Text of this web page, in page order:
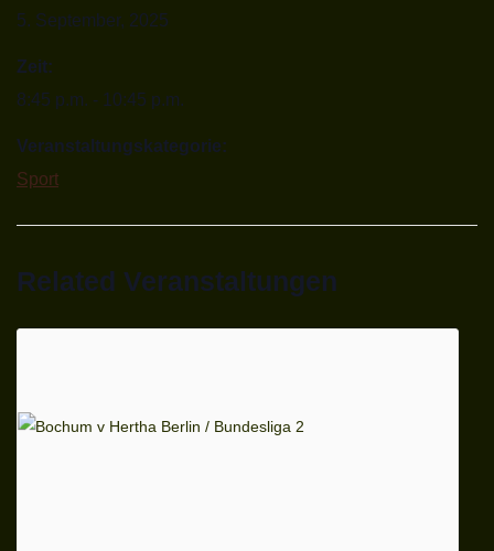
5. September, 2025
Zeit:
8:45 p.m. - 10:45 p.m.
Veranstaltungskategorie:
Sport
Related Veranstaltungen